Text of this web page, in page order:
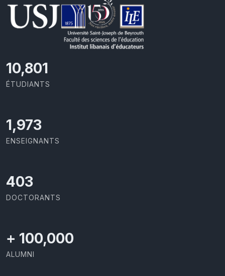
11,727
ÉTUDIANTS
2,142
ENSEIGNANTS
437
DOCTORANTS
+ 100,000
ALUMNI